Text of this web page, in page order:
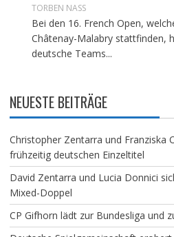
TORBEN NASS
Bei den 16. French Open,
Châtenay-Malabry stattfinden,
deutsche Teams...
NEUESTE BEITRÄGE
Christopher Zentarra und Franziska
frühzeitig deutschen Einzeltitel
David Zentarra und Lucia Donnici
Mixed-Doppel
CP Gifhorn lädt zur Bundesliga und